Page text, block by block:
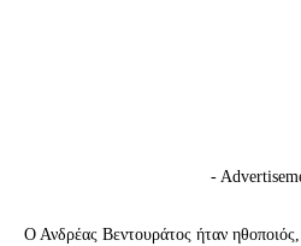
-
Ο Ανδρέας Βεντουράτος ήταν